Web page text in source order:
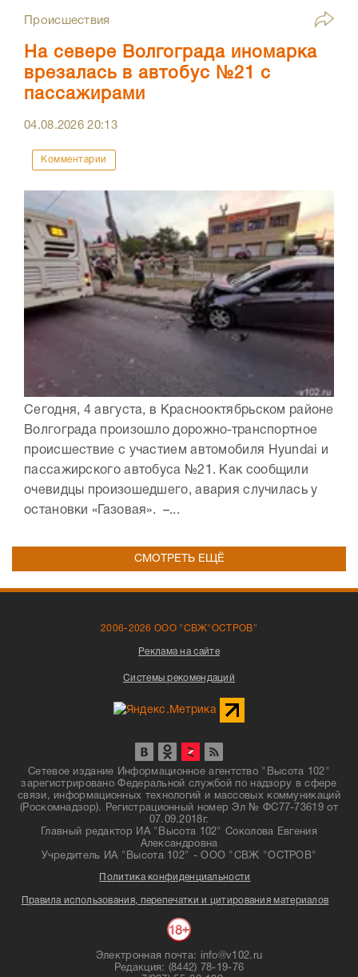
Происшествия
На севере Волгограда иномарка
врезалась в автобус №21 с
пассажирами
04.08.202620:13
Комментарии
Сегодня, 4 августа, в Краснооктябрьском районе
Волгограда произошло дорожно-транспортное
происшествие с участием автомобиля Hyundai и
пассажирского автобуса №21. Как сообщили
очевидцы произошедшего, авария случилась у
остановки «Газовая». –...
СМОТРЕТЬ ЕЩЁ
2006-2026 ООО "СВЖ"ОСТРОВ"
Реклама на сайте
Системы рекомендаций
Сетевое издание Информационное агентство "Высота 102"
зарегистрировано Федеральной службой по надзору в сфере
связи, информационных технологий и массовых коммуникаций
(Роскомнадзор). Регистрационный номер Эл № ФС77-73619 от
07.09.2018г.
Главный редактор ИА "Высота 102" Соколова Евгения
Александровна
Учредитель ИА "Высота 102" - ООО "СВЖ "ОСТРОВ"
Политика конфиденциальности
Правила использования, перепечатки и цитирования материалов
Электронная почта: info@v102.ru
Редакция: (8442) 78-19-76